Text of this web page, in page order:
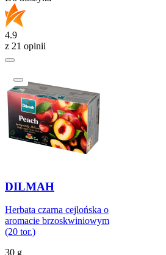
4.9
z 21 opinii
DILMAH
Herbata czarna cejlońska o
aromacie brzoskwiniowym
(20 tor.)
30 g